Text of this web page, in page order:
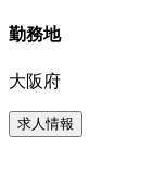
勤務地
大阪府
求人情報